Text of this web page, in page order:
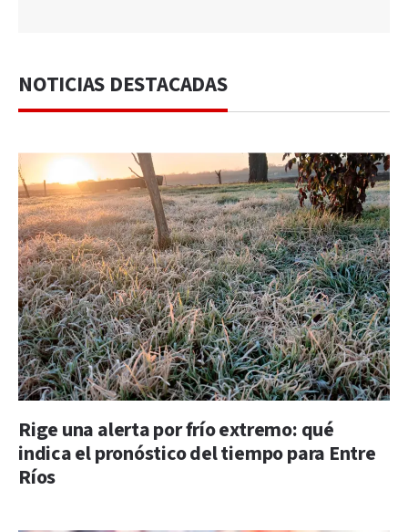
NOTICIAS DESTACADAS
Rige una alerta por frío extremo: qué
indica el pronóstico del tiempo para Entre
Ríos